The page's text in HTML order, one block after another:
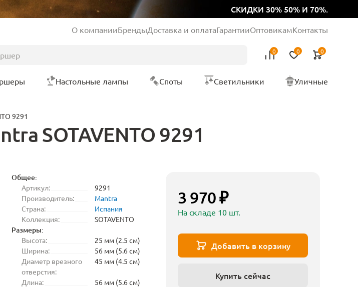
СКИДКИ 30% 50% И 70%.
О компанииБрендыДоставка и оплатаГарантииОптовикамКонтакты
0 0 0
Настольные лампы Споты Светильники Уличные
9291
SOTAVENTO 9291
Общее:
Артикул:
9291
Производитель:
Mantra
Страна:
Испания
Коллекция:
SOTAVENTO
Размеры:
Высота:
25 мм (2.5 см)
Ширина:
56 мм (5.6 см)
Диаметр врезного
отверстия:
45 мм (4.5 см)
Длина: 56 мм (5.6 см)
3 970 ₽
На складе 10 шт.
Добавить в корзину
Купить сейчас